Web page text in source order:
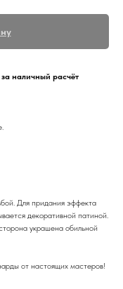
наличный расчёт
Для придания эффекта
декоративной патиной.
украшена обильной
от настоящих мастеров!